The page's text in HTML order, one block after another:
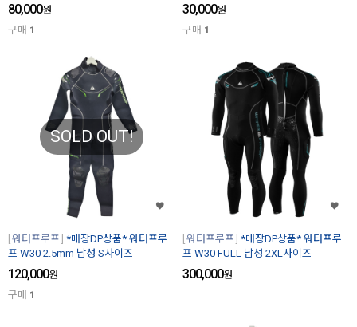
80,000원
구매 1
30,000원
구매 1
SOLD OUT!
워터프루프 *매장DP상품* 워터프루
프 W30 2.5mm 남성 S사이즈
120,000원
구매 1
워터프루프 *매장DP상품* 워터프루
프 W30 FULL 남성 2XL사이즈
300,000원